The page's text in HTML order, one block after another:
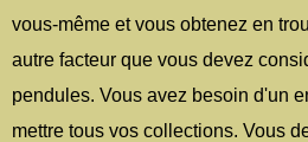
vous-même et vous obtenez en
autre facteur que vous devez
pendules. Vous avez besoin d'un
mettre tous vos collections. Vous